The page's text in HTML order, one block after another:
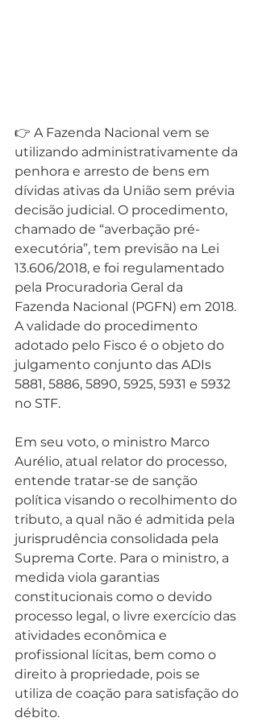
👉 A Fazenda Nacional vem se
utilizando administrativamente da
penhora e arresto de bens em
dívidas ativas da União sem prévia
decisão judicial. O procedimento,
chamado de “averbação pré-
executória”, tem previsão na Lei
13.606/2018, e foi regulamentado
pela Procuradoria Geral da
Fazenda Nacional (PGFN) em 2018.
A validade do procedimento
adotado pelo Fisco é o objeto do
julgamento conjunto das ADIs
5881, 5886, 5890, 5925, 5931 e 5932
no STF.
Em seu voto, o ministro Marco
Aurélio, atual relator do processo,
entende tratar-se de sanção
política visando o recolhimento do
tributo, a qual não é admitida pela
jurisprudência consolidada pela
Suprema Corte. Para o ministro, a
medida viola garantias
constitucionais como o devido
processo legal, o livre exercício das
atividades econômica e
profissional lícitas, bem como o
direito à propriedade, pois se
utiliza de coação para satisfação do
débito.